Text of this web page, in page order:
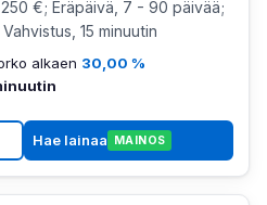
€; Eräpäivä, 7 - 90 päivää;
15 minuutin
alkaen 30,00 %
Hae lainaa MAINOS